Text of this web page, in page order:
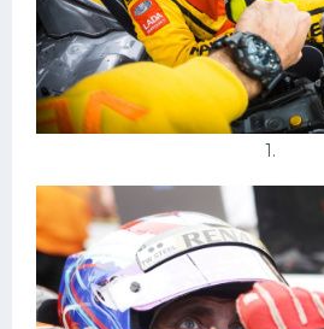
1.
Много картинок...
Футбол
Баскетбол
Велогонки
Конькобежный спорт
Тренажеры
Интерьеры квартир